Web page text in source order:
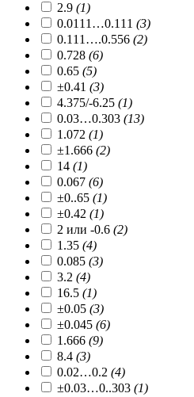
2.9 (1)
0.0111…0.111 (3)
0.111….0.556 (2)
0.728 (6)
0.65 (5)
±0.41 (3)
4.375/-6.25 (1)
0.03…0.303 (13)
1.072 (1)
±1.666 (2)
14 (1)
0.067 (6)
±0..65 (1)
±0.42 (1)
2 или -0.6 (2)
1.35 (4)
0.085 (3)
3.2 (4)
16.5 (1)
±0.05 (3)
±0.045 (6)
1.666 (9)
8.4 (3)
0.02…0.2 (4)
±0.03…0..303 (1)